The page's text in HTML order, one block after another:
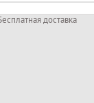
доставка